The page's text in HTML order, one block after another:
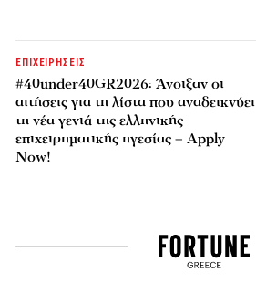
ΕΠΙΧΕΙΡΗΣΕΙΣ
#40under40GR2026: Άνοιξαν οι
αιτήσεις για τη λίστα που αναδεικνύει
τη νέα γενιά της ελληνικής
επιχειρηματικής ηγεσίας – Apply
Now!